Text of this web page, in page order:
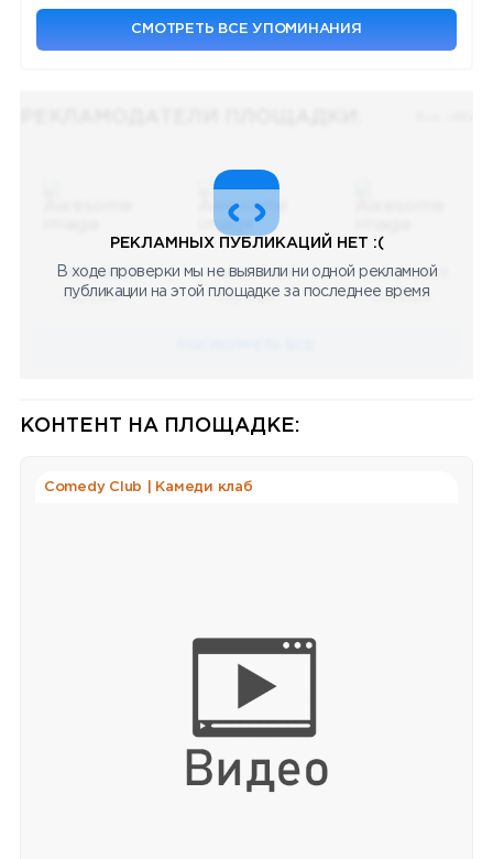
СМОТРЕТЬ ВСЕ УПОМИНАНИЯ
08.05.2023
Научный
08.05.2023
Научный
08.05.2023
Научный
РЕКЛАМНЫХ ПУБЛИКАЦИЙ НЕТ :(
В ходе проверки мы не выявили ни одной рекламной
публикации на этой площадке за последнее время
КОНТЕНТ НА ПЛОЩАДКЕ:
Comedy Club | Камеди клаб